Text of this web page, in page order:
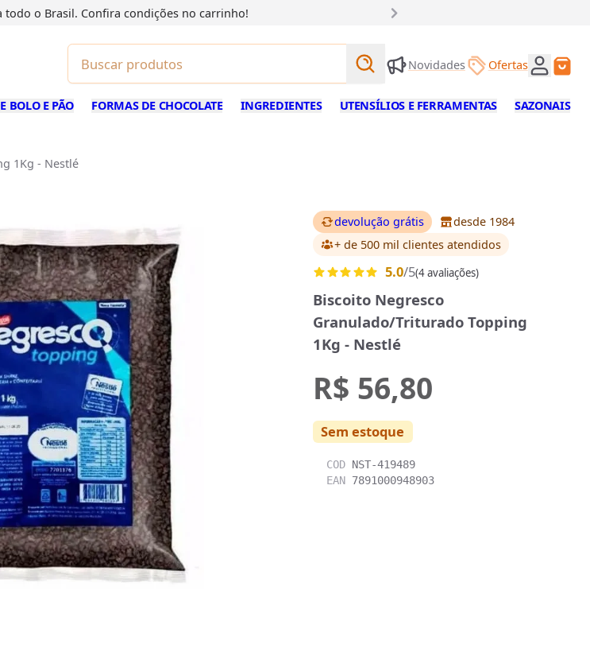
o Brasil. Confira condições no carrinho!
Buscar produtos
Buscar
Novidades Ofertas
BOLO E PÃO FORMAS DE CHOCOLATE INGREDIENTES UTENSÍLIOS E FERRAMENTAS SAZONAIS
1Kg - Nestlé
devolução grátis
desde 1984
+ de 500 mil clientes atendidos
5.0/5(4 avaliações)
Biscoito Negresco
Granulado/Triturado Topping
1Kg - Nestlé
R$ 56,80
Sem estoque
COD NST-419489
EAN 7891000948903